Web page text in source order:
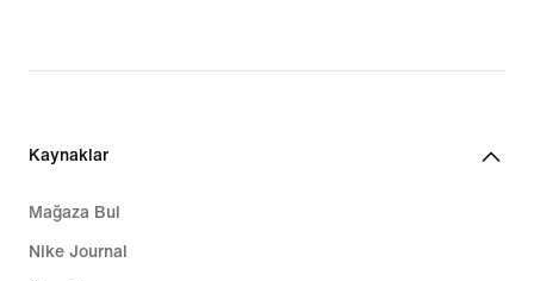
Kaynaklar
Mağaza Bul
Nike Journal